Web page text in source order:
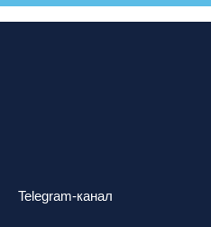
Telegram-канал